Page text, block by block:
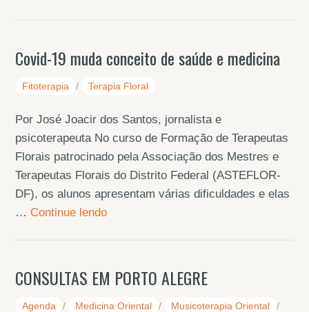
Covid-19 muda conceito de saúde e medicina
Fitoterapia / Terapia Floral
Por José Joacir dos Santos, jornalista e
psicoterapeuta No curso de Formação de Terapeutas
Florais patrocinado pela Associação dos Mestres e
Terapeutas Florais do Distrito Federal (ASTEFLOR-
DF), os alunos apresentam várias dificuldades e elas
… Continue lendo
CONSULTAS EM PORTO ALEGRE
Agenda / Medicina Oriental / Musicoterapia Oriental
/